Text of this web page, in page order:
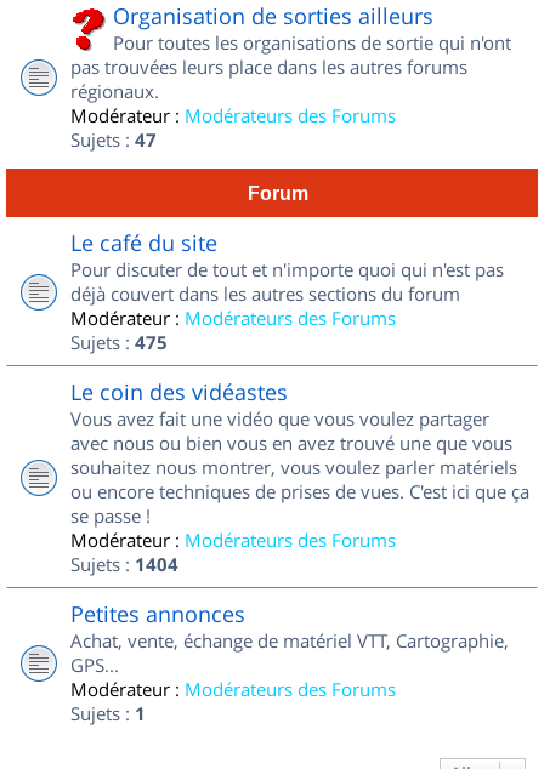
Organisation de sorties ailleurs
Pour toutes les organisations de sortie qui n'ont
pas trouvées leurs place dans les autres forums
régionaux.
Modérateur : Modérateurs des Forums
Sujets : 47
Forum
Le café du site
Pour discuter de tout et n'importe quoi qui n'est pas
déjà couvert dans les autres sections du forum
Modérateur : Modérateurs des Forums
Sujets : 475
Le coin des vidéastes
Vous avez fait une vidéo que vous voulez partager
avec nous ou bien vous en avez trouvé une que vous
souhaitez nous montrer, vous voulez parler matériels
ou encore techniques de prises de vues. C'est ici que ça
se passe !
Modérateur : Modérateurs des Forums
Sujets : 1404
Petites annonces
Achat, vente, échange de matériel VTT, Cartographie,
GPS...
Modérateur : Modérateurs des Forums
Sujets : 1